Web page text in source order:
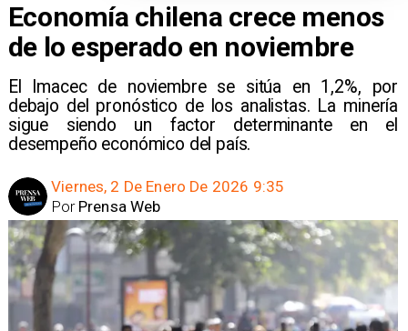
Economía chilena crece menos
de lo esperado en noviembre
El Imacec de noviembre se sitúa en 1,2%, por
debajo del pronóstico de los analistas. La minería
sigue siendo un factor determinante en el
desempeño económico del país.
Viernes, 2 De Enero De 2026 9:35
Prensa Web
Por